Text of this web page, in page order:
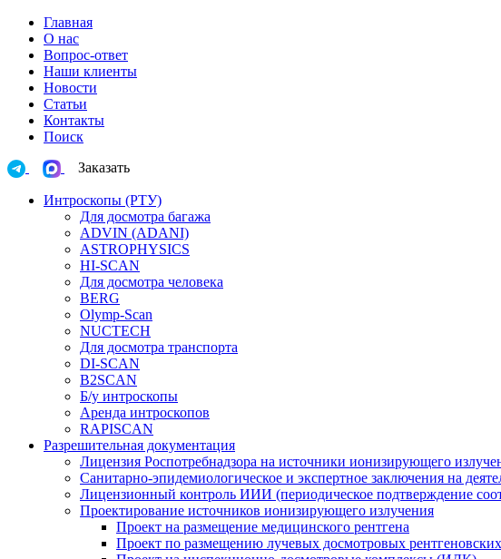
Главная
О нас
Вопрос-ответ
Наши клиенты
Новости
Статьи
Контакты
Поиск
Заказать
Интроскопы (РТУ)
Для досмотра багажа
ADVIN (ADANI)
ASTROPHYSICS
HI-SCAN
Для досмотра человека
BERG
Olymp-Scan
NUCTECH
Для досмотра транспорта
DI-SCAN
B2SCAN
Б/у интроскопы
Аренда интроскопов
RAPISCAN
Разрешительная документация
Лицензия Роспотребнадзора на источники ионизирующего
Санитарно-эпидемиологическое и экспертное заключения на
Лицензионный контроль ИИИ (периодическое подтверждение
Проектирование источников ионизирующего излучения
Проект на размещение медицинского рентгена
Проект по размещению лучевых досмотровых